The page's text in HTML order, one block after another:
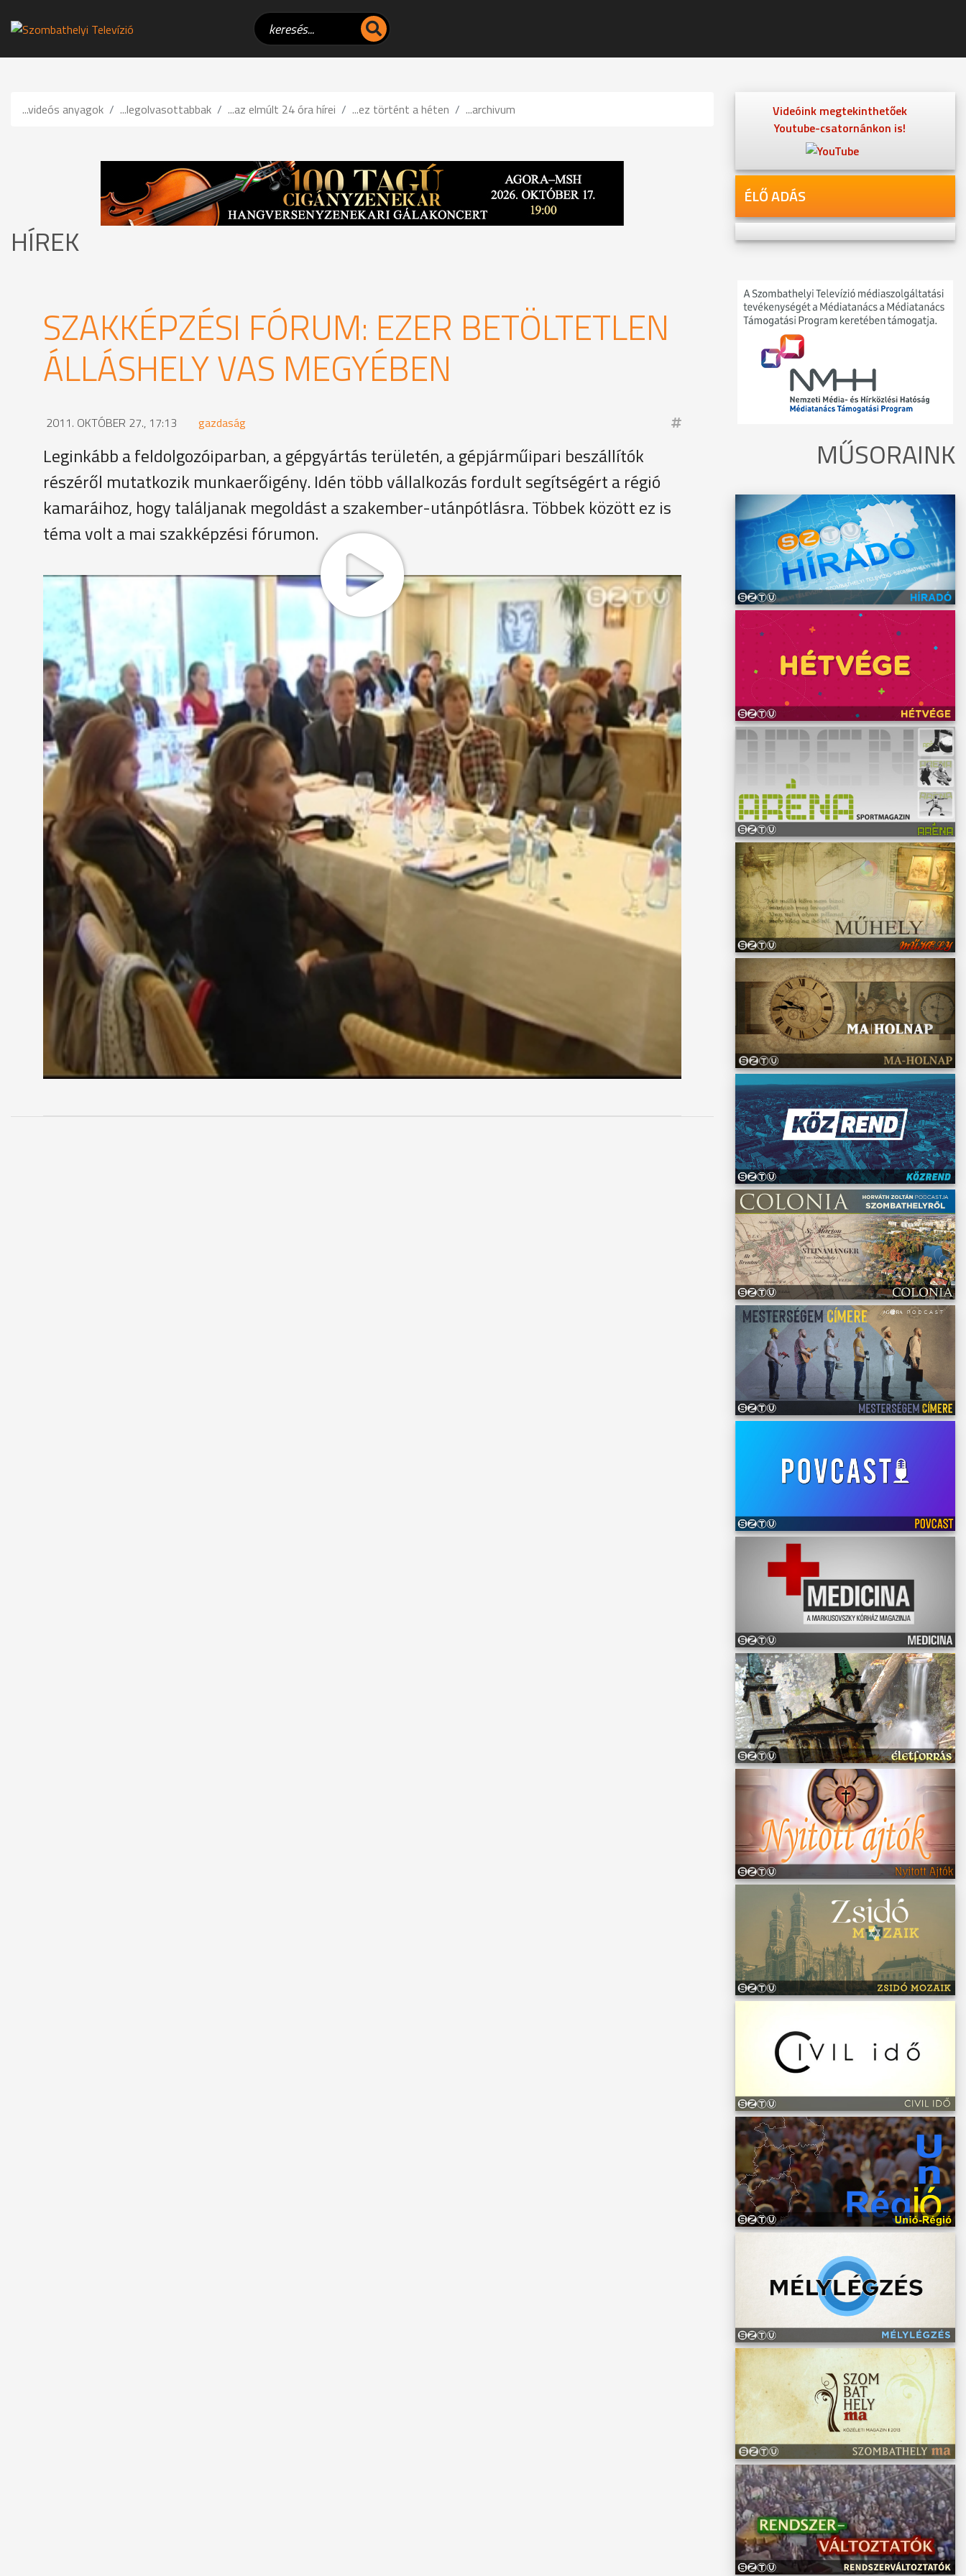
...videós anyagok ...legolvasottabbak ...az elmúlt 24 óra hírei ...ez történt a héten ...archivum
HÍREK
SZAKKÉPZÉSI FÓRUM: EZER BETÖLTETLEN
ÁLLÁSHELY VAS MEGYÉBEN
2011. OKTÓBER 27., 17:13 gazdaság
Leginkább a feldolgozóiparban, a gépgyártás területén, a gépjárműipari beszállítók
részéről mutatkozik munkaerőigény. Idén több vállalkozás fordult segítségért a régió
kamaráihoz, hogy találjanak megoldást a szakember-utánpótlásra. Többek között ez is
téma volt a mai szakképzési fórumon.
Betanított munkásokra, mérnökökre, elektronikai területen dolgozó szakemberekre van most a legnagyobb szükség
a megyében. A hiány pótlásának kulcsa a képzés: megfelelő pályaorientációs tevékenységgel a diákokat a
hiányszakmák felé kell terelni, és a gazdaság igényeihez alakítani az oktatás rendszerét - hangzott el a mai
fórumon. Az már biztos, hogy négyről három évre csökken a szakképzés időtartama, és több lesz a gyakorlati óra.
Kovács Vince - társelnök, regionális képzési bizottság
"A gyakorlatorientált képzésre a gazdaságnak nagy igénye van, az iskolák részéről nem egyszerű az átállás, hiszen
emberi sorsokról van szó, megváltozott tanrendekről van szó, mást kell csinálni mint eddig, rövidebb idő alatt kell
egy képzett szakembert kihozni."
A regionális képzési bizottság az igények alapján évente meghatározza azt a tíz hiányszakmát, amit ösztöndíjjal
tesznek vonzóbbá a fiatalok előtt. Idén egy helyen változott a lista, a mezőgazdasági gépszerelő helyére a
villanyszerelő került be.
"Az OKJ-nak van egyfajta súlya a munkaerőpiacon."
Folyamatosan változtatják az Országos Képzési Jegyzék összetételét is, hogy a rendszer egyszerűbbé és
átláthatóbbá váljon. Kikerültek belőle azok a szakmák, amelyeket 1 évnél vagy 300 óránál rövidebb idő alatt el
lehet sajátítani. Jelenleg 400-450 alapszakma és azok társszakmái szerepelnek a jegyzékben. A cél az, hogy csak
olyan képzéseket tartalmazzon, amelyekre igény van, és valóban képzett szakembereket ad a piacnak.
MEGOSZTÁS
Videóink megtekinthetőek
Youtube-csatornánkon is!
ÉLŐ ADÁS
MŰSORAINK